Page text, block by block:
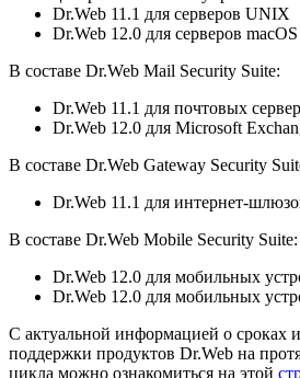
Dr.Web 11.1 для серверов UNIX
Dr.Web 12.0 для серверов macOS
В составе Dr.Web Mail Security Suite:
Dr.Web 11.1 для почтовых
Dr.Web 12.0 для Microsoft
В составе Dr.Web Gateway Security
Dr.Web 11.1 для интернет-
В составе Dr.Web Mobile Security Suite:
Dr.Web 12.0 для мобильных
Dr.Web 12.0 для мобильных
С актуальной информацией о сроках
поддержки продуктов Dr.Web на
цикла можно ознакомиться на этой